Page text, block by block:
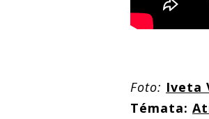
Foto: Iveta
Témata: